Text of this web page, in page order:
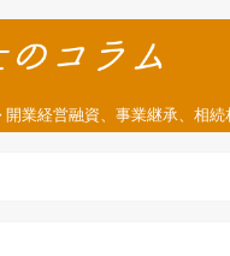
開業経営融資、事業継承、相